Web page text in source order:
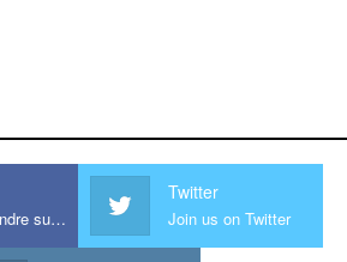
Nous Rejoindre sur Facebook
Twitter
Join us on Twitter